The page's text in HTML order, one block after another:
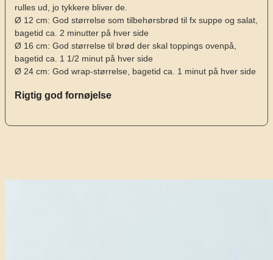
rulles ud, jo tykkere bliver de.
Ø 12 cm: God størrelse som tilbehørsbrød til fx suppe og salat,
bagetid ca. 2 minutter på hver side
Ø 16 cm: God størrelse til brød der skal toppings ovenpå,
bagetid ca. 1 1/2 minut på hver side
Ø 24 cm: God wrap-størrelse, bagetid ca. 1 minut på hver side
Rigtig god fornøjelse